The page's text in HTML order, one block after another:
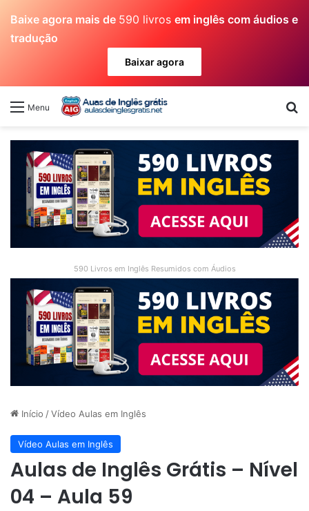
Baixe agora mais de 590 livros em inglês com áudios e
tradução
Baixar agora
Menu
590 Livros em Inglês Resumidos com Áudios
Início /Vídeo Aulas em Inglês
Vídeo Aulas em Inglês
Aulas de Inglês Grátis – Nível
04 – Aula 59